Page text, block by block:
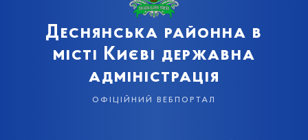
Деснянська районна в
місті Києві державна
адміністрація
офіційний вебпортал